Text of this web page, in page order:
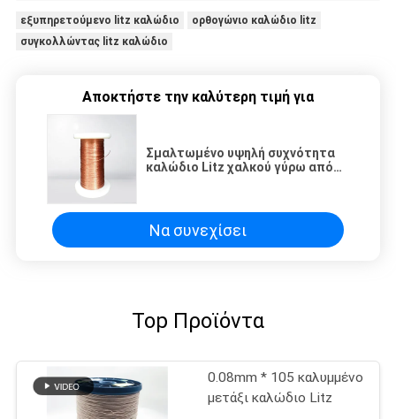
εξυπηρετούμενο litz καλώδιο
ορθογώνιο καλώδιο litz
συγκολλώντας litz καλώδιο
Αποκτήστε την καλύτερη τιμή για
Σμαλτωμένο υψηλή συχνότητα
καλώδιο Litz χαλκού γύρω από
Να συνεχίσει
Top Προϊόντα
0.08mm * 105 καλυμμένο
μετάξι καλώδιο Litz